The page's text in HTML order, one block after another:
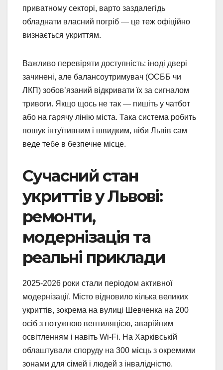
приватному секторі, варто заздалегідь
обладнати власний погріб — це теж офіційно
визнається укриттям.
Важливо перевіряти доступність: іноді двері
зачинені, але балансоутримувач (ОСББ чи
ЛКП) зобов’язаний відкривати їх за сигналом
тривоги. Якщо щось не так — пишіть у чатбот
або на гарячу лінію міста. Така система робить
пошук інтуїтивним і швидким, ніби Львів сам
веде тебе в безпечне місце.
Сучасний стан
укриттів у Львові:
ремонти,
модернізація та
реальні приклади
2025-2026 роки стали періодом активної
модернізації. Місто відновило кілька великих
укриттів, зокрема на вулиці Шевченка на 200
осіб з потужною вентиляцією, аварійним
освітленням і навіть Wi-Fi. На Харківській
облаштували споруду на 300 місць з окремими
зонами для сімей і людей з інвалідністю.